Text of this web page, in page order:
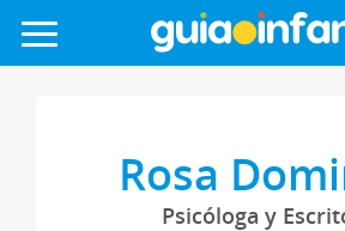
Rosa
Psicóloga y